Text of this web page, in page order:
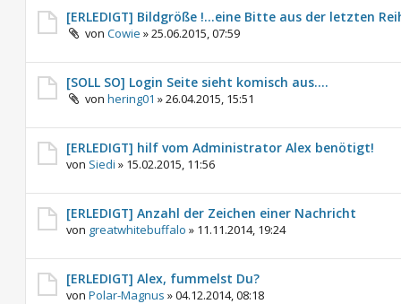
[ERLEDIGT] Bildgröße !...eine Bitte aus der letzten
von Cowie »25.06.2015, 07:59
[SOLL SO] Login Seite sieht komisch aus....
von hering01 »26.04.2015, 15:51
[ERLEDIGT] hilf vom Administrator Alex benötigt!
von Siedi » 15.02.2015, 11:56
[ERLEDIGT] Anzahl der Zeichen einer Nachricht
von greatwhitebuffalo » 11.11.2014, 19:24
[ERLEDIGT] Alex, fummelst Du?
von Polar-Magnus »04.12.2014, 08:18